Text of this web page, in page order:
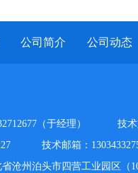
公司简介 公司动态
（于经理） 技
技术邮箱：
沧州泊头市四营工业园区（